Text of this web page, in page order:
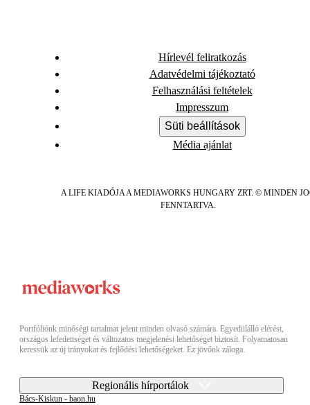
Hírlevél feliratkozás
Adatvédelmi tájékoztató
Felhasználási feltételek
Impresszum
Süti beállítások
Média ajánlat
A LIFE KIADÓJA A MEDIAWORKS HUNGARY ZRT. © MINDEN
FENNTARTVA.
Portfóliónk minőségi tartalmat jelent minden olvasó számára. Egyedülálló elérést,
országos lefedettséget és változatos megjelenési lehetőséget biztosít. Folyamatosan
keressük az új irányokat és fejlődési lehetőségeket. Ez jövőnk záloga.
Regionális hírportálok
Bács-Kiskun - baon.hu